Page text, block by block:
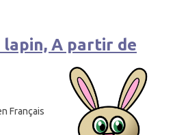
A partir de
Français